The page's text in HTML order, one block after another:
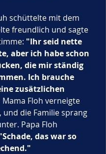
schüttelte mit dem
freundlich und sagte
"Ihr seid nette
aber ich habe schon
die mir ständig
Ich brauche
zusätzlichen
Mama Floh verneigte
und die Familie sprang
Papa Floh
das war so